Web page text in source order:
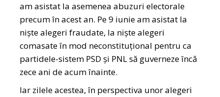
am asistat la asemenea abuzuri electorale
precum în acest an. Pe 9 iunie am asistat la
niște alegeri fraudate, la niște alegeri
comasate în mod neconstituțional pentru ca
partidele-sistem PSD și PNL să guverneze încă
zece ani de acum înainte.
Iar zilele acestea, în perspectiva unor alegeri